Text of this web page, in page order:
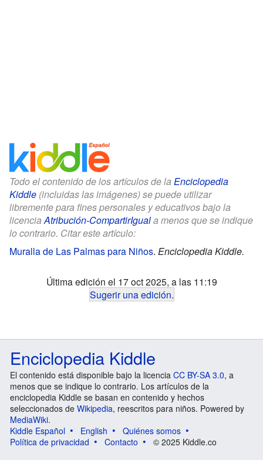
Todo el contenido de los artículos de la Enciclopedia
Kiddle (incluidas las imágenes) se puede utilizar
libremente para fines personales y educativos bajo la
licenciaAtribución-CompartirIguala menos que se indique
lo contrario. Citar este artículo:
Muralla de Las Palmas para Niños. Enciclopedia Kiddle.
Última edición el 17 oct 2025, a las 11:19
Sugerir una edición.
Enciclopedia Kiddle
El contenido está disponible bajo la licencia CC BY-SA 3.0, a
menos que se indique lo contrario. Los artículos de la
enciclopedia Kiddle se basan en contenido y hechos
seleccionados de Wikipedia, reescritos para niños. Powered by
MediaWiki.
Kiddle Español
English
Quiénes somos
Política de privacidad
Contacto © 2025 Kiddle.co